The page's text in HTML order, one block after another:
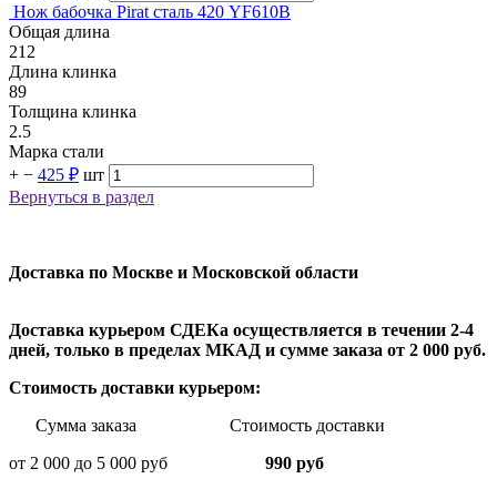
Нож бабочка Pirat сталь 420 YF610B
Общая длина
212
Длина клинка
89
Толщина клинка
2.5
Марка стали
+ − 425 ₽ шт
Вернуться в раздел
Доставка по Москве и Московской области
Доставка курьером СДЕКа осуществляется в течении 2-4
дней, только в пределах МКАД и сумме заказа от 2 000 руб.
Стоимость доставки курьером:
Сумма заказа Стоимость доставки
от 2 000 до 5 000 руб
990 руб